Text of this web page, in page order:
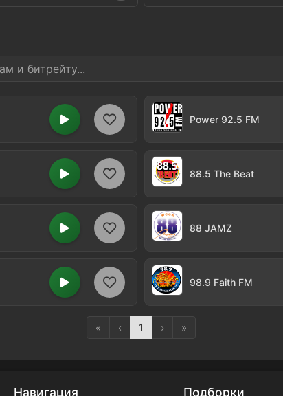
Power 92.5 FM
88.5 The Beat
88 JAMZ
98.9 Faith FM
« ‹ 1 › »
Навигация Подборки